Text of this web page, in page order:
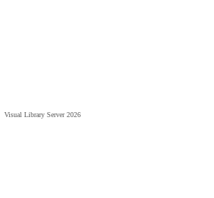
Visual Library Server 2026